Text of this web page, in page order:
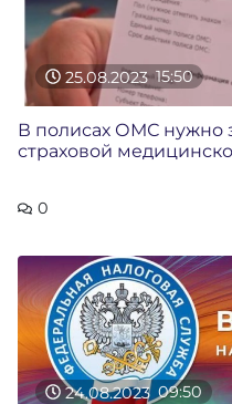
25.08.2023 15:50
В полисах ОМС нужно
страховой
0
24.08.2023 09:50